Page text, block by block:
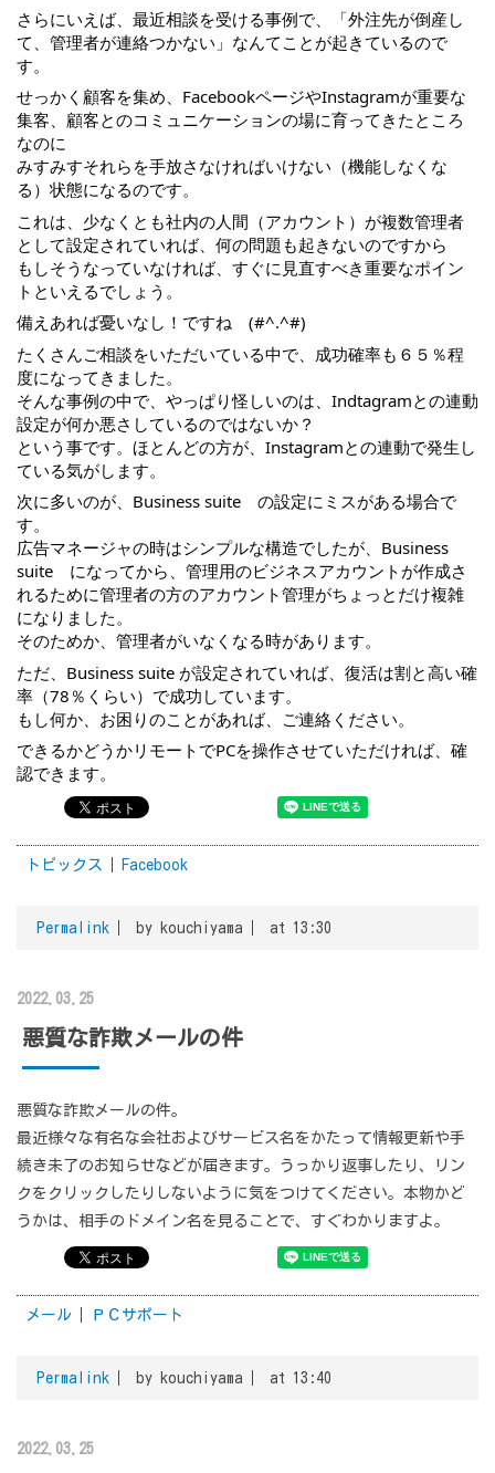
さらにいえば、最近相談を受ける事例で、「外注先が倒産し
て、管理者が連絡つかない」なんてことが起きているので
す。
せっかく顧客を集め、FacebookページやInstagramが重要な
集客、顧客とのコミュニケーションの場に育ってきたところ
なのに
みすみすそれらを手放さなければいけない（機能しなくな
る）状態になるのです。
これは、少なくとも社内の人間（アカウント）が複数管理者
として設定されていれば、何の問題も起きないのですから
もしそうなっていなければ、すぐに見直すべき重要なポイン
トといえるでしょう。
備えあれば憂いなし！ですね　(#^.^#)​
たくさんご相談をいただいている中で、成功確率も６５％程
度になってきました。
そんな事例の中で、やっぱり怪しいのは、Indtagramとの連動
設定が何か悪さしているのではないか？
という事です。ほとんどの方が、Instagramとの連動で発生し
ている気がします。
次に多いのが、Business suite　の設定にミスがある場合で
す。
広告マネージャの時はシンプルな構造でしたが、Business
suite　になってから、管理用のビジネスアカウントが作成さ
れるために管理者の方のアカウント管理がちょっとだけ複雑
になりました。
そのためか、管理者がいなくなる時があります。
ただ、Business suite が設定されていれば、復活は割と高い確
率（78％くらい）で成功しています。
もし何か、お困りのことがあれば、ご連絡ください。
できるかどうかリモートでPCを操作させていただければ、確
認できます。
トピックス Facebook
Permalink by kouchiyama at 13:30
2022.03.25
悪質な詐欺メールの件
悪質な詐欺メールの件。
最近様々な有名な会社およびサービス名をかたって情報更新や手
続き未了のお知らせなどが届きます。うっかり返事したり、リン
クをクリックしたりしないように気をつけてください。本物かど
うかは、相手のドメイン名を見ることで、すぐわかりますよ。
メール ＰＣサポート
Permalink by kouchiyama at 13:40
2022.03.25